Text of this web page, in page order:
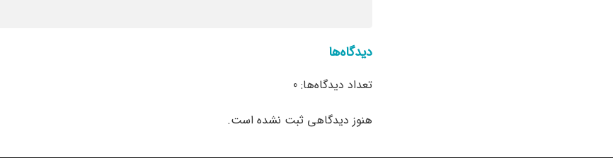
دیدگاه‌ها
تعداد دیدگاه‌ها: 0
هنوز دیدگاهی ثبت نشده است.